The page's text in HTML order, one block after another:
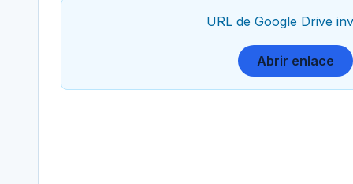
URL de Google Drive
Abrir enlace